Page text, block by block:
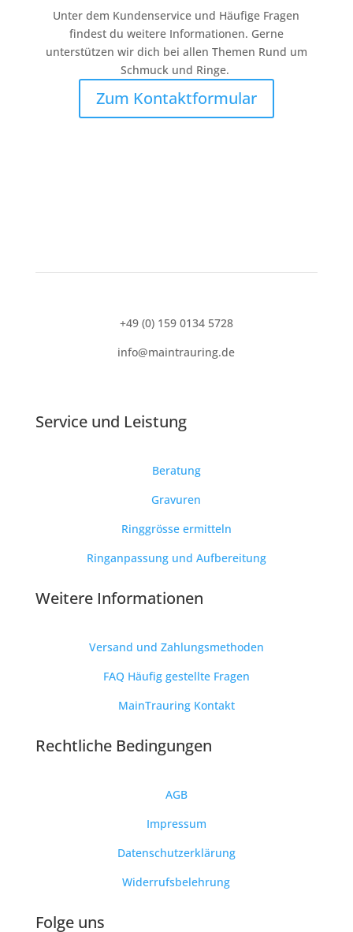
Unter dem Kundenservice und Häufige Fragen
findest du weitere Informationen. Gerne
unterstützen wir dich bei allen Themen Rund um
Schmuck und Ringe.
Zum Kontaktformular
+49 (0) 159 0134 5728
info@maintrauring.de
Service und Leistung
Beratung
Gravuren
Ringgrösse ermitteln
Ringanpassung und Aufbereitung
Weitere Informationen
Versand und Zahlungsmethoden
FAQ Häufig gestellte Fragen
MainTrauring Kontakt
Rechtliche Bedingungen
AGB
Impressum
Datenschutzerklärung
Widerrufsbelehrung
Folge uns